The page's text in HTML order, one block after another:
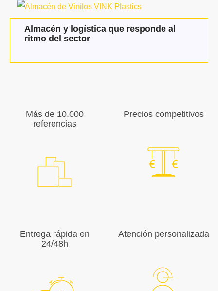
Almacén y logística que responde al
ritmo del sector
Más de 10.000
referencias
Precios competitivos
Entrega rápida en
24/48h
Atención personalizada